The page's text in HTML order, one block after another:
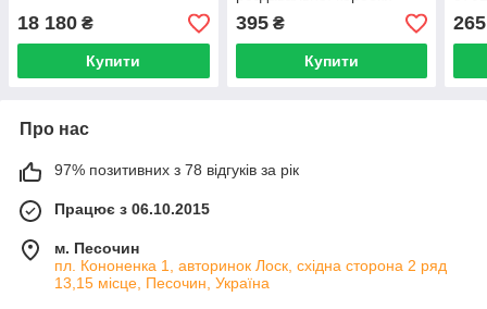
18 180 ₴
Купити
ПВМ МТЗ-82
395₴
Купити
265
Про нас
97% позитивних з 78 відгуків за рік
Працює з 06.10.2015
м. Песочин
пл. Кононенка 1, авторинок Лоск, східна сторона 2 ряд
13,15 місце, Песочин, Україна